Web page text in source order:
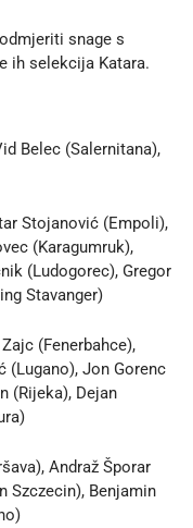
snage s
ih selekcija Katara.
Belec (Salernitana),
Stojanović (Empoli),
(Karagumruk),
(Ludogorec), Gregor
Stavanger)
(Fenerbahce),
(Lugano), Jon Gorenc
(Rijeka), Dejan
Andraž Šporar
Szczecin), Benjamin